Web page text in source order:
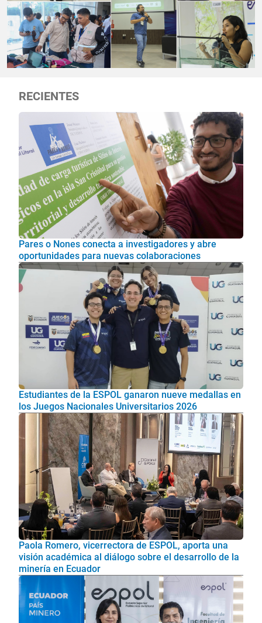
RECIENTES
Pares o Nones conecta a investigadores y abre
oportunidades para nuevas colaboraciones
Estudiantes de la ESPOL ganaron nueve medallas en
los Juegos Nacionales Universitarios 2026
Paola Romero, vicerrectora de ESPOL, aporta una
visión académica al diálogo sobre el desarrollo de la
minería en Ecuador